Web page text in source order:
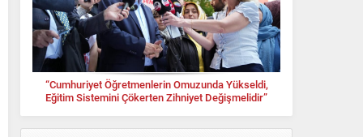
“Cumhuriyet Öğretmenlerin Omuzunda Yükseldi,
Eğitim Sistemini Çökerten Zihniyet Değişmelidir”